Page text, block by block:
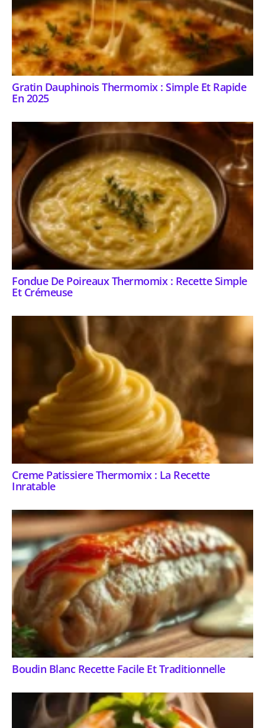
Gratin Dauphinois Thermomix : Simple Et Rapide
En 2025
Fondue De Poireaux Thermomix : Recette Simple
Et Crémeuse
Creme Patissiere Thermomix : La Recette
Inratable
Boudin Blanc Recette Facile Et Traditionnelle